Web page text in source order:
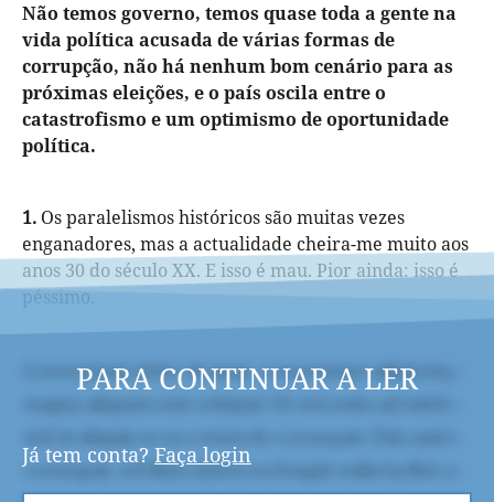
Não temos governo, temos quase toda a gente na
vida política acusada de várias formas de
corrupção, não há nenhum bom cenário para as
próximas eleições, e o país oscila entre o
catastrofismo e um optimismo de oportunidade
política.
1. Os paralelismos históricos são muitas vezes
enganadores, mas a actualidade cheira-me muito aos
anos 30 do século XX. E isso é mau. Pior ainda: isso é
péssimo.
PARA CONTINUAR A LER
Já tem conta? Faça login